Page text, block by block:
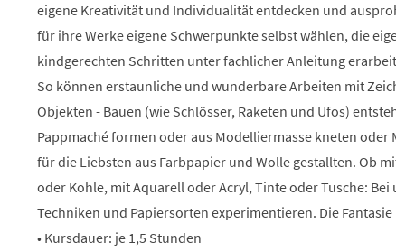
eigene Kreativität und Individualität entdecken und
für ihre Werke eigene Schwerpunkte selbst wählen, die
kindgerechten Schritten unter fachlicher Anleitung
So können erstaunliche und wunderbare Arbeiten mit
Objekten - Bauen (wie Schlösser, Raketen und Ufos)
Pappmaché formen oder aus Modelliermasse kneten oder
für die Liebsten aus Farbpapier und Wolle gestallten. Ob
oder Kohle, mit Aquarell oder Acryl, Tinte oder Tusche:
Techniken und Papiersorten experimentieren. Die Fantasie
• Kursdauer: je 1,5 Stunden